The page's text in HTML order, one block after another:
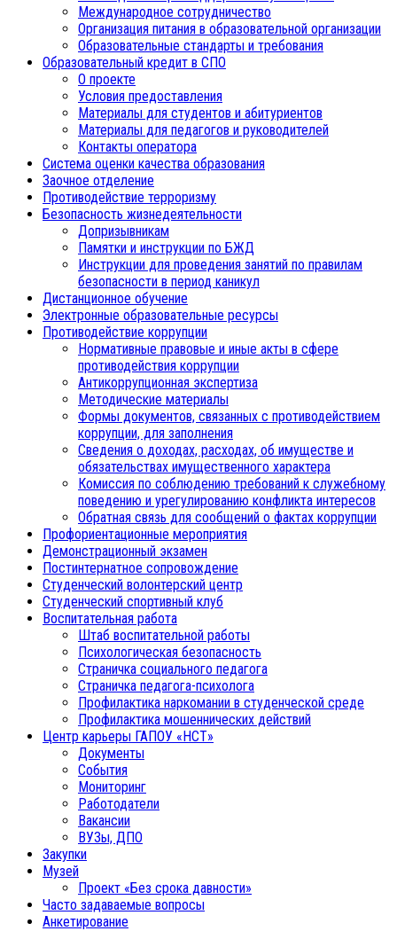
Международное сотрудничество
Организация питания в образовательной организации
Образовательные стандарты и требования
Образовательный кредит в СПО
О проекте
Условия предоставления
Материалы для студентов и абитуриентов
Материалы для педагогов и руководителей
Контакты оператора
Система оценки качества образования
Заочное отделение
Противодействие терроризму
Безопасность жизнедеятельности
Допризывникам
Памятки и инструкции по БЖД
Инструкции для проведения занятий по правилам
безопасности в период каникул
Дистанционное обучение
Электронные образовательные ресурсы
Противодействие коррупции
Нормативные правовые и иные акты в сфере
противодействия коррупции
Антикоррупционная экспертиза
Методические материалы
Формы документов, связанных с противодействием
коррупции, для заполнения
Сведения о доходах, расходах, об имуществе и
обязательствах имущественного характера
Комиссия по соблюдению требований к служебному
поведению и урегулированию конфликта интересов
Обратная связь для сообщений о фактах коррупции
Профориентационные мероприятия
Демонстрационный экзамен
Постинтернатное сопровождение
Студенческий волонтерский центр
Студенческий спортивный клуб
Воспитательная работа
Штаб воспитательной работы
Психологическая безопасность
Страничка социального педагога
Страничка педагога-психолога
Профилактика наркомании в студенческой среде
Профилактика мошеннических действий
Центр карьеры ГАПОУ «НСТ»
Документы
События
Мониторинг
Работодатели
Вакансии
ВУЗы, ДПО
Закупки
Музей
Проект «Без срока давности»
Часто задаваемые вопросы
Анкетирование